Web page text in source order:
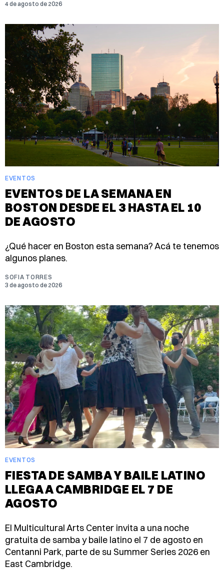
4 de agosto de 2026
EVENTOS
EVENTOS DE LA SEMANA EN
BOSTON DESDE EL 3 HASTA EL 10
DE AGOSTO
¿Qué hacer en Boston esta semana? Acá te tenemos
algunos planes.
SOFIA TORRES
3 de agosto de 2026
EVENTOS
FIESTA DE SAMBA Y BAILE LATINO
LLEGA A CAMBRIDGE EL 7 DE
AGOSTO
El Multicultural Arts Center invita a una noche
gratuita de samba y baile latino el 7 de agosto en
Centanni Park, parte de su Summer Series 2026 en
East Cambridge.